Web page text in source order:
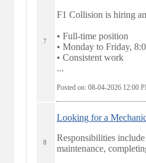
7
F1 Collision is hiring
• Full-time position
• Monday to Friday,
• Consistent work
...
Posted on: 08-04-2026 12:00
8
Looking for a
Responsibilities
maintenance,